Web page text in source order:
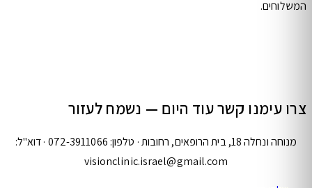
המשלוחים.
צרו עימנו קשר עוד היום — נשמח לעזור
מנוחה ונחלה 18, בית הרופאים, רחובות · טלפון: 072-3911066 · דוא"ל:
visionclinic.israel@gmail.com